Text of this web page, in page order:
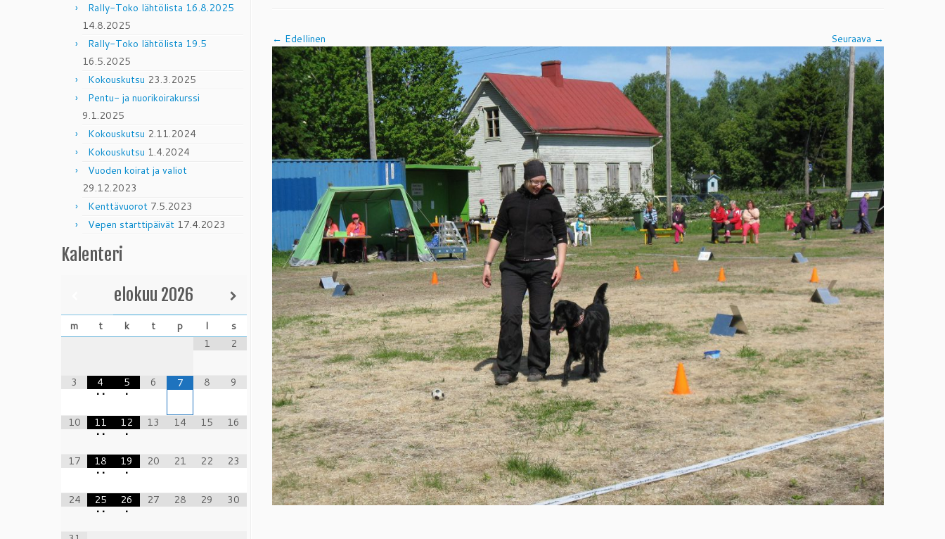
Rally-Toko lähtölista 16.8.2025
14.8.2025
Rally-Toko lähtölista 19.5
16.5.2025
Kokouskutsu 23.3.2025
Pentu- ja nuorikoirakurssi
9.1.2025
Kokouskutsu 2.11.2024
Kokouskutsu 1.4.2024
Vuoden koirat ja valiot
29.12.2023
Kenttävuorot 7.5.2023
Vepen starttipäivät 17.4.2023
Kalenteri
elokuu 2026
m t k t p l
s
1
2
3
4
• •
5
•
6 7 8 9
10
11
• •
12
•
13 14 15 16
17
18
• •
19
•
20 21 22 23
24
25
• •
26
•
27 28 29 30
← Edellinen Seuraava →